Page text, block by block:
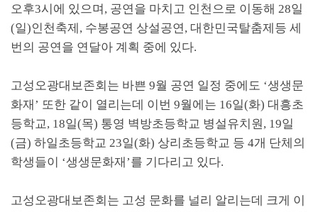
오후3시에 있으며 , 공연을 마치고 인천으로 이동해 28일
(일)인천축제 , 수봉공연 상설공연, 대한민국탈춤제등 세
번의 공연을 연달아 계획 중에 있다.
고성오광대보존회는 바쁜 9월 공연 일정 중에도 ‘생생문
화재 ’ 또한 같이 열리는데 이번 9월에는 16일(화) 대흥초
등학교, 18일(목) 통영 벽방초등학교 병설유치원 , 19일
(금) 하일초등학교 23일(화) 상리초등학교 등 4개 단체의
학생들이 ‘생생문화재 ’를 기다리고 있다.
고성오광대보존회는 고성 문화를 널리 알리는데 크게 이